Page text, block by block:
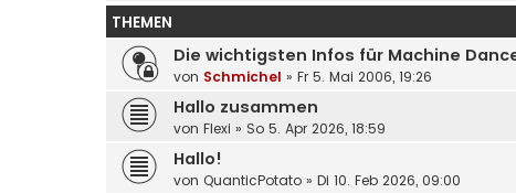
THEMEN
Die wichtigsten Infos für Machine
von Schmichel » Fr 5. Mai 2006, 19:26
Hallo zusammen
von Flexi » So 5. Apr 2026, 18:59
Hallo!
von QuanticPotato » Di 10. Feb 2026, 09:00